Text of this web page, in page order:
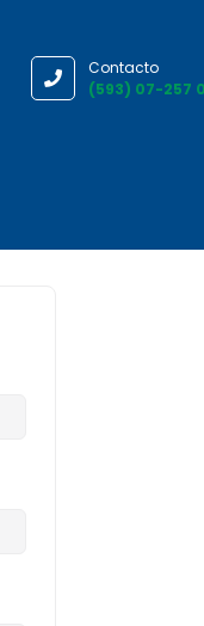
Contacto
(593) 07-257